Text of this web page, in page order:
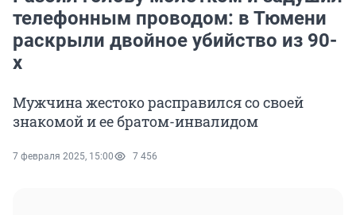
телефонным проводом: в Тюмени
раскрыли двойное убийство из 90-
х
Мужчина жестоко расправился со своей
знакомой и ее братом-инвалидом
7 февраля 2025, 15:00 7 456